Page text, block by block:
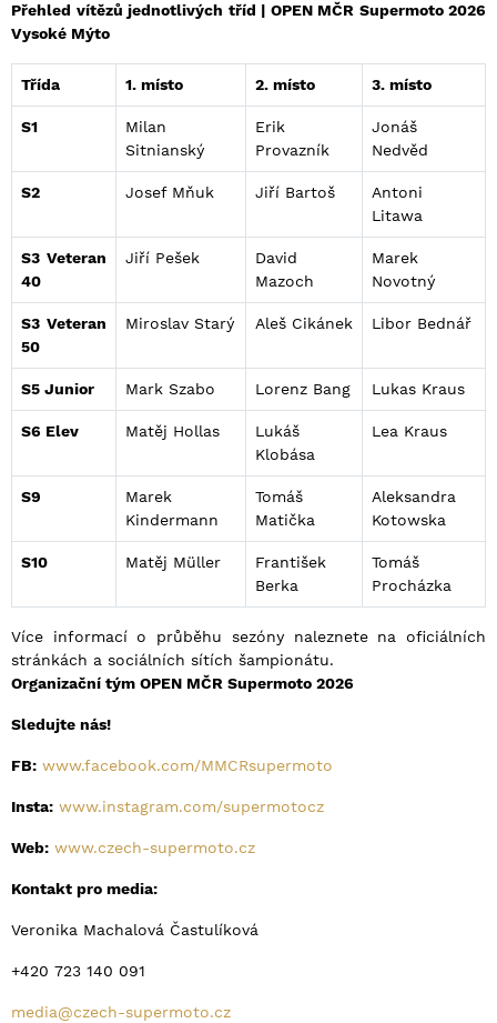
Přehled vítězů jednotlivých tříd | OPEN MČR Supermoto 2026
Vysoké Mýto
Třída 1. místo 2. místo 3. místo
S1
Milan
Sitnianský
Erik
Provazník
Jonáš
Nedvěd
S2 Josef Mňuk Jiří Bartoš
Antoni
Litawa
S3 Veteran
40
Jiří Pešek
David
Mazoch
Marek
Novotný
S3 Veteran
50
Miroslav Starý Aleš Cikánek Libor Bednář
S5 Junior Mark Szabo Lorenz Bang Lukas Kraus
S6 Elev Matěj Hollas
Lukáš
Klobása
Lea Kraus
S9
Marek
Kindermann
Tomáš
Matička
Aleksandra
Kotowska
S10 Matěj Müller
František
Berka
Tomáš
Procházka
Více informací o průběhu sezóny naleznete na oficiálních
stránkách a sociálních sítích šampionátu.
Organizační tým OPEN MČR Supermoto 2026
Sledujte nás!
FB: www.facebook.com/MMCRsupermoto
Insta: www.instagram.com/supermotocz
Web: www.czech-supermoto.cz
Kontakt pro media:
Veronika Machalová Častulíková
+420 723 140 091
media@czech-supermoto.cz